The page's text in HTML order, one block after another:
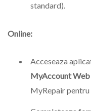
standard).
Online:
Acceseaza
MyAccount Web
MyRepair